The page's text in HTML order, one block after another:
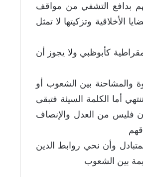
بدافع التشفي من مواقف
وتزكيتها لا تمثل
كأبوظبي ولا يجوز أن
والمشاحنة بين الشعوب أو
أما الكلمة السيئة فتبقى
فليس من العدل والإنصاف
وأن نحي روابط الدين
بين الشعوب